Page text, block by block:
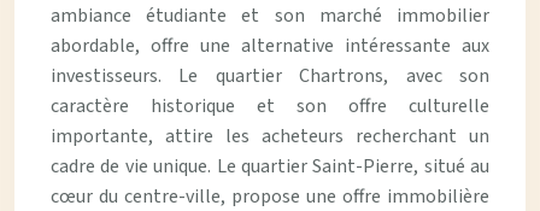
ambiance étudiante et son marché immobilier
abordable, offre une alternative intéressante aux
investisseurs. Le quartier Chartrons, avec son
caractère historique et son offre culturelle
importante, attire les acheteurs recherchant un
cadre de vie unique. Le quartier Saint-Pierre, situé au
cœur du centre-ville, propose une offre immobilière